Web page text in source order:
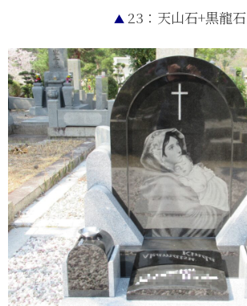
▲23：天山石+黒龍石